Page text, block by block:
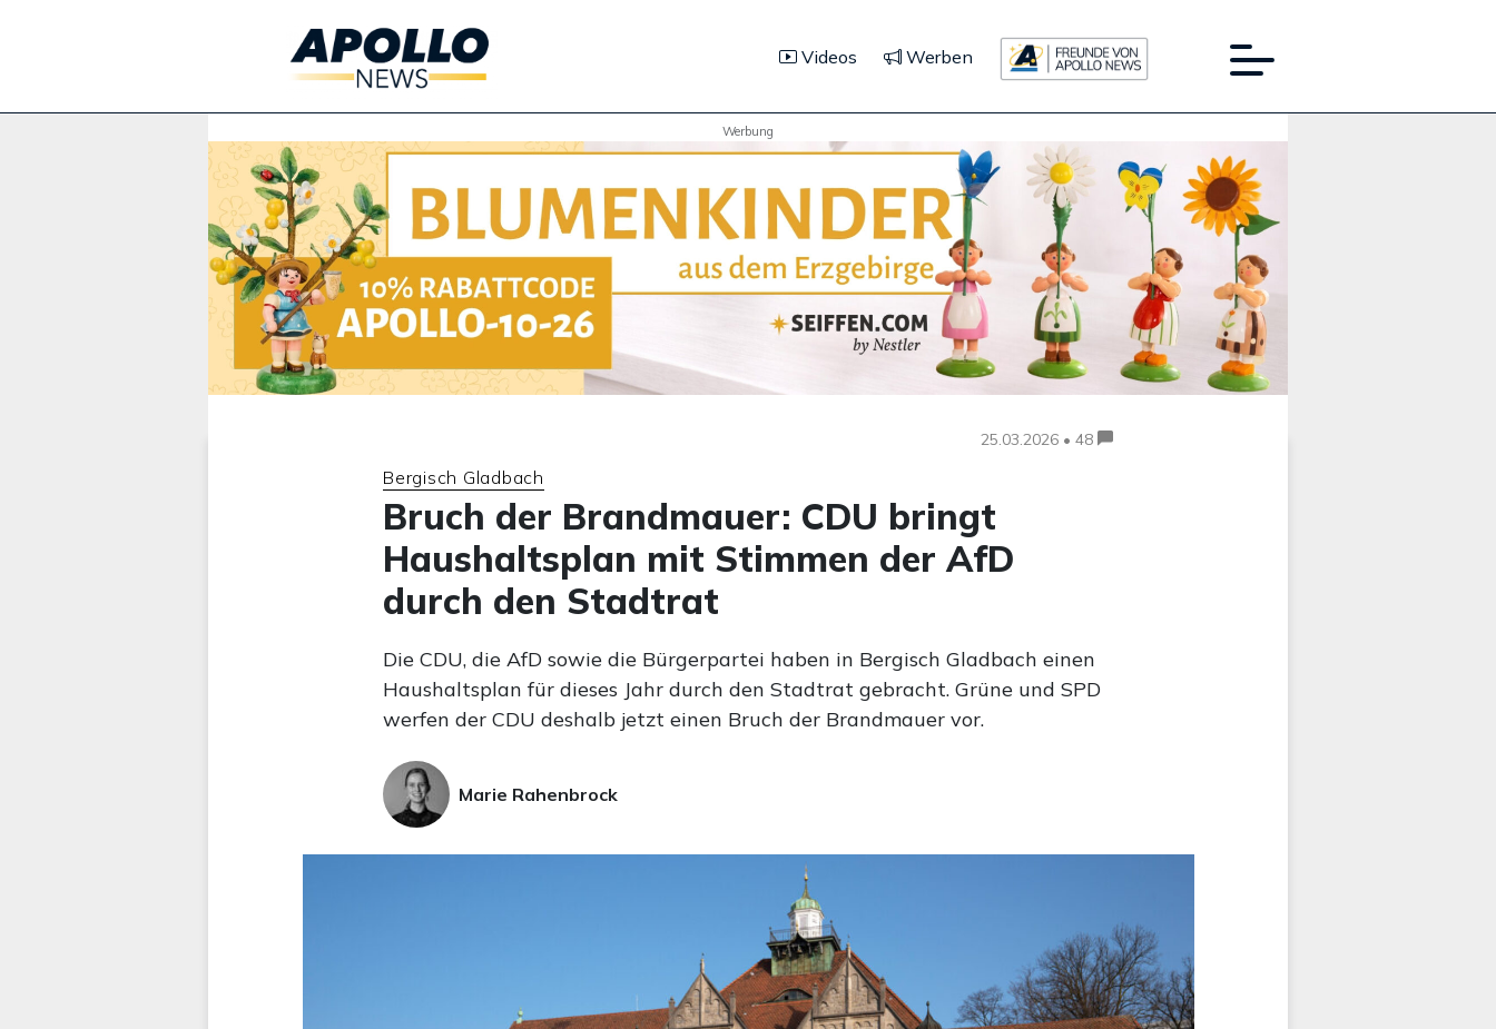
Videos Werben
Werbung
25.03.2026 • 48
Bergisch Gladbach
Bruch der Brandmauer: CDU bringt
Haushaltsplan mit Stimmen der AfD
durch den Stadtrat
Die CDU, die AfD sowie die Bürgerpartei haben in Bergisch Gladbach einen
Haushaltsplan für dieses Jahr durch den Stadtrat gebracht. Grüne und SPD
werfen der CDU deshalb jetzt einen Bruch der Brandmauer vor.
Marie Rahenbrock